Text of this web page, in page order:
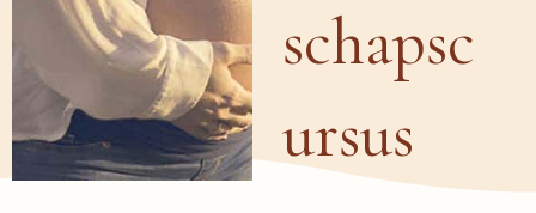
schapsc
ursus